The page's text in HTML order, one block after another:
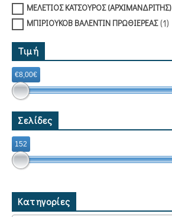
ΜΕΛΕΤΙΟΣ ΚΑΤΣΟΥΡΟΣ (ΑΡΧΙΜΑΝΔΡΙΤΗΣ)
ΜΠΙΡΙΟΥΚΟΒ ΒΑΛΕΝΤΙΝ ΠΡΩΘΙΕΡΕΑΣ(1)
Τιμή
€8,00€
Σελίδες
152
Κατηγορίες